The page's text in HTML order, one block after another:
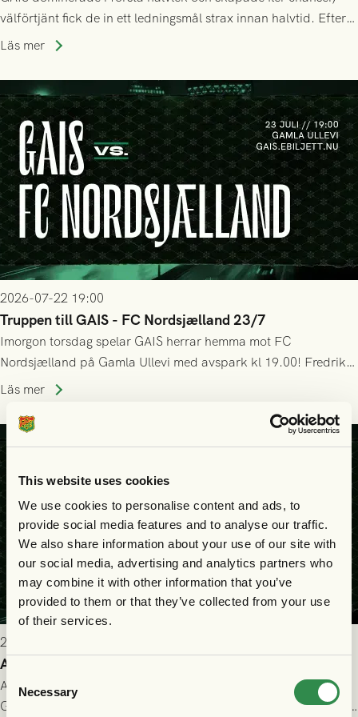
This website uses cookies
We use cookies to personalise content and ads, to
provide social media features and to analyse our traffic.
We also share information about your use of our site with
our social media, advertising and analytics partners who
may combine it with other information that you’ve
provided to them or that they’ve collected from your use
of their services.
Selection
Necessary
välförtjänt fick de in ett ledningsmål strax innan halvtid. Efter
halvtidsvilan sjönk tempot när Nordsjälland tilläts ha mer av
seger! Matchfoto: Mikael Josefsson & Lasse Ekström
Läs mer
2026-07-22 19:00
Truppen till GAIS - FC Nordsjælland 23/7
Imorgon torsdag spelar GAIS herrar hemma mot FC
Nordsjælland på Gamla Ullevi med avspark kl 19.00! Fredrik
Holmberg och ledarstaben har tagit ut följande trupp till
Läs mer
2026-07-22 9:00
Allt du behöver veta inför GAIS - FC Nordsjælland
All evenemangsinformation du kan behöva inför ditt besök på
Gamla Ullevi och matchen mellan GAIS och FC Nordsjælland i